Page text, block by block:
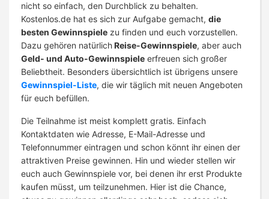
nicht so einfach, den Durchblick zu behalten.
Kostenlos.de hat es sich zur Aufgabe gemacht, die
besten Gewinnspiele zu finden und euch vorzustellen.
Dazu gehören natürlichReise-Gewinnspiele, aber auch
Geld- und Auto-Gewinnspiele erfreuen sich großer
Beliebtheit. Besonders übersichtlich ist übrigens unsere
Gewinnspiel-Liste, die wir täglich mit neuen Angeboten
für euch befüllen.
Die Teilnahme ist meist komplett gratis. Einfach
Kontaktdaten wie Adresse, E-Mail-Adresse und
Telefonnummer eintragen und schon könnt ihr einen der
attraktiven Preise gewinnen. Hin und wieder stellen wir
euch auch Gewinnspiele vor, bei denen ihr erst Produkte
kaufen müsst, um teilzunehmen. Hier ist die Chance,